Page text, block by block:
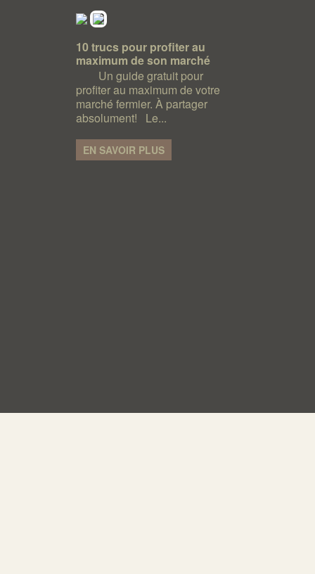
10 trucs pour profiter au
maximum de son marché
Un guide gratuit pour
profiter au maximum de votre
marché fermier. À partager
absolument! Le...
EN SAVOIR PLUS